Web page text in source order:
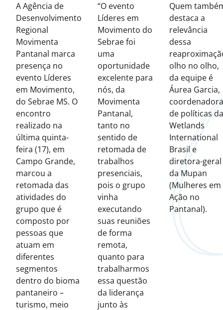
A Agência de
Desenvolvimento
Regional
Movimenta
Pantanal marca
presença no
evento Líderes
em Movimento,
do Sebrae MS. O
encontro
realizado na
última quinta-
feira (17), em
Campo Grande,
marcou a
retomada das
atividades do
grupo que é
composto por
pessoas que
atuam em
diferentes
segmentos
dentro do bioma
pantaneiro –
turismo, meio
“O evento
Líderes em
Movimento do
Sebrae foi
uma
oportunidade
excelente para
nós, da
Movimenta
Pantanal,
tanto no
sentido de
retomada de
trabalhos
presenciais,
pois o grupo
vinha
executando
suas reuniões
de forma
remota,
quanto para
trabalharmos
essa questão
da liderança
junto às
Quem
destaca a
relevância
dessa
olho no olho,
da equipe é
Áurea Garcia,
coordenadora
de políticas da
Wetlands
International
Brasil e
diretora-geral
da Mupan
(Mulheres em
Ação no
Pantanal).